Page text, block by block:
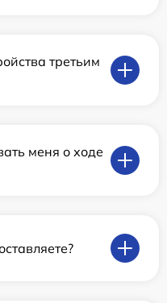
третьим
меня о ходе